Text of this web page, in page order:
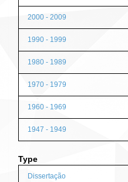
2000 - 2009
1990 - 1999
1980 - 1989
1970 - 1979
1960 - 1969
1947 - 1949
Type
Dissertação